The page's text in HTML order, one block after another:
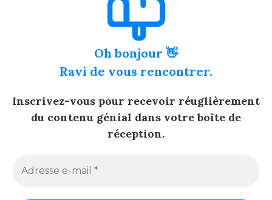
Oh bonjour 👋
Ravi de vous rencontrer.
Inscrivez-vous pour recevoir réuglièrement
du contenu génial dans votre boîte de
réception.